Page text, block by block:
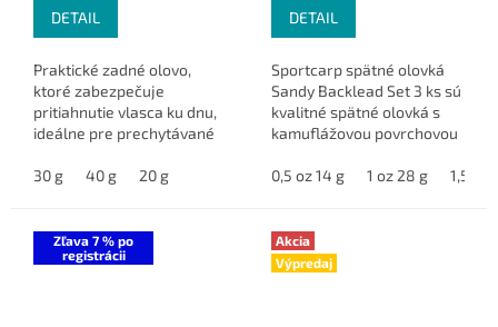
DETAIL
Praktické zadné olovo,
ktoré zabezpečuje
pritiahnutie vlasca ku dnu,
ideálne pre prechytávané
plávajúcimi nečistotami.
30 g 40 g 20 g
DETAIL
Sportcarp spätné olovká
Sandy Backlead Set 3 ks sú
kvalitné spätné olovká s
kamuflážovou povrchovou
zabezpečuje nenápadnosť
0,5 oz 14 g 1 oz 28 g 1,5 oz
Zľava 7 % po
registrácii
Akcia
Výpredaj